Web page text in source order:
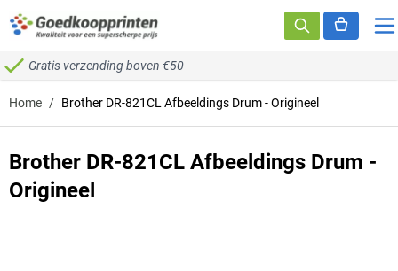
Ga naar de inhoud
Gratis verzending boven €50
Home / Brother DR-821CL Afbeeldings Drum - Origineel
Brother DR-821CL Afbeeldings Drum -
Origineel